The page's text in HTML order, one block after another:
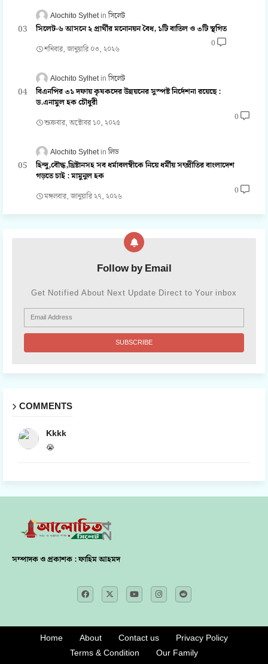
Alochito Sylhet সিলেট
সিলেট-৬ আসনে ২ প্রার্থীর মনোনয়ন বৈধ, ১টি বাতিল ও ৩টি স্থগিত
শনিবার, জানুয়ারি ০৩, ২০২৬
0
Alochito Sylhet সিলেট
বিএনপির ৩১ দফায় কৃষকদের উন্নয়নের সুস্পষ্ট নির্দেশনা রয়েছে :
ড.এনামুল হক চৌধুরী
শুক্রবার, অক্টোবর ১০, ২০২৫
0
Alochito Sylhet লিড
হিন্দু,বৌদ্ধ,খ্রিষ্টানসহ সব ধর্মাবলম্বীকে নিয়ে ধর্মীয় সম্প্রীতির বাংলাদেশ
গড়তে চাই : মামুনুল হক
মঙ্গলবার, জানুয়ারি ২৭, ২০২৬
0
Follow by Email
Get Notified About Next Update Direct to Your inbox
COMMENTS
Kkkk
😭
সম্পাদক ও প্রকাশক : ফাহিম আহমদ
Home About Contact us
Privacy Policy
Terms & Condition
Our Family